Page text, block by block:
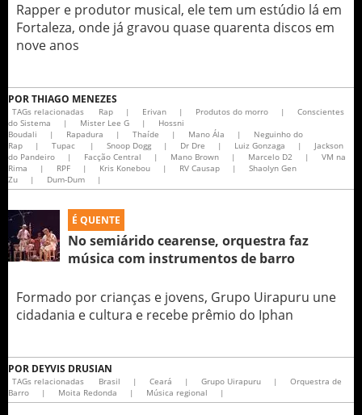
Rapper e produtor musical, ele tem um estúdio lá em
Fortaleza, onde já gravou quase quarenta discos em
nove anos
PORTHIAGO MENEZES
TAGs relacionadas Rap | Erivan | Produtos do morro |
Conscientes
do Sistema
| Mister Lee G |
Hossni
Boudali
| Rapadura | Thaíde | Mano Ála |
Neguinho do
Rap
| Tupac | Snoop Dogg | Dr Dre | Luiz Gonzaga |
Jackson
do Pandeiro
| Facção Central | Mano Brown | Marcelo D2 |
VM na
Rima
| RPF | Kris Konebou | RV Causap |
Shaolyn Gen
Zu
| Dum-Dum |
É QUENTE
No semiárido cearense, orquestra faz
música com instrumentos de barro
Formado por crianças e jovens, Grupo Uirapuru une
cidadania e cultura e recebe prêmio do Iphan
POR DEYVIS DRUSIAN
TAGs relacionadas Brasil | Ceará | Grupo Uirapuru |
Orquestra de
Barro
| Moita Redonda | Música regional |